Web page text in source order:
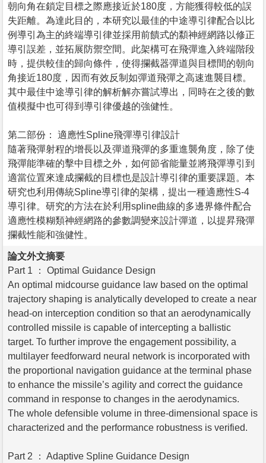
朝向角在鎖定目標之際應接近於180度，方能獲得較低的誤
失距離。為達此目的，本研究以最佳的中途導引律配合以比
例導引為主的終端導引律並採用前饋式的纇神經網路以修正
導引誤差，並拓展防禦空間。此架構可在飛彈進入終端階段
時，提供較佳的歸向條件，使得攔截器彈道與目標間的朝向
角接近180度，因而有效反制如彈道飛彈之高速進襲目標。
其中最佳中途導引律的解析解亦嘗試導出，同時在之後的數
值模擬中也可得到導引律優越的強健性。
第二部份： 適應性Spline飛彈導引律設計
隨著飛彈射程的增長以及彈道飛彈的多重進襲角度，除了使
飛彈能準確的擊中目標之外，如何節省能量並將飛彈導引到
適當位置來達成攔截的目標也是設計導引律的重要課題。本
研究也利用傳統Spline導引律的架構，提出一種適應性S-4
導引律。研究的方法在於利用spline曲線的多邊界條件配合
適應性模糊類神經網路的參數調變來設計彈道，以提昇飛彈
攔截性能和強健性。
論文外文摘要
Part 1 ： Optimal Guidance Design
An optimal midcourse guidance law based on the optimal
trajectory shaping is analytically developed to create a near
head-on interception condition so that an aerodynamically
controlled missile is capable of intercepting a ballistic
target. To further improve the engagement possibility, a
multilayer feedforward neural network is incorporated with
the proportional navigation guidance at the terminal phase
to enhance the missile’s agility and correct the guidance
command in response to changes in the aerodynamics.
The whole defensible volume in three-dimensional space is
characterized and the performance robustness is verified.
Part 2 ： Adaptive Spline Guidance Design